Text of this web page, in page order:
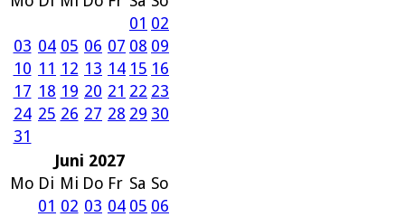
01 02
03 04 05 06 07 08 09
10 11 12 13 14 15 16
17 18 19 20 21 22 23
24 25 26 27 28 29 30
31
Juni 2027
Mo Di Mi Do Fr Sa So
01 02 03 04 05 06